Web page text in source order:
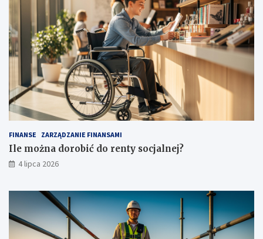
FINANSE ZARZĄDZANIE FINANSAMI
Ile można dorobić do renty socjalnej?
4 lipca 2026